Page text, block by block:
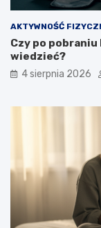
AKTYWNOŚĆ
Czy po pobraniu
wiedzieć?
4 sierpnia 2026